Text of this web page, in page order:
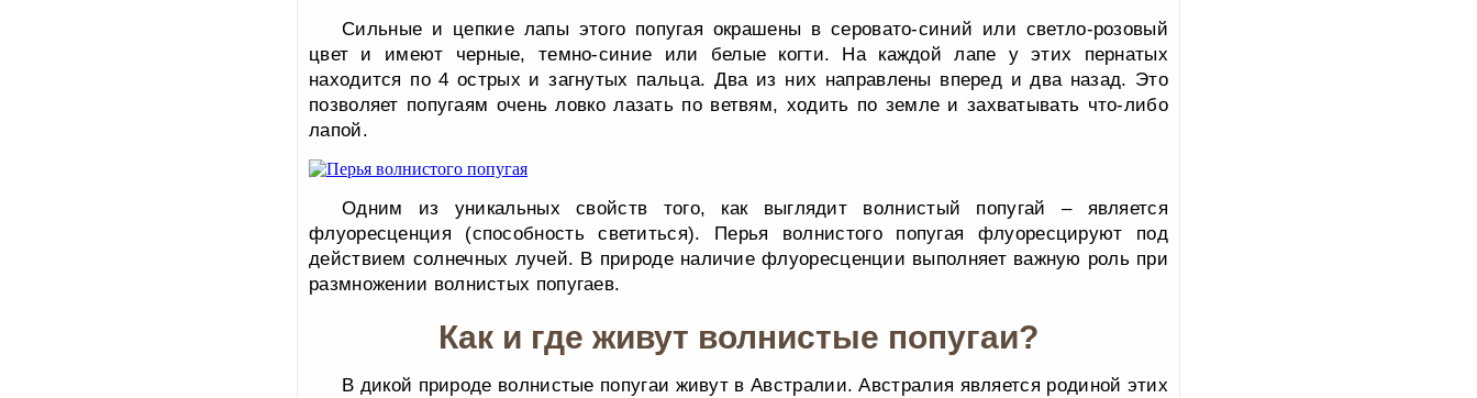
Сильные и цепкие лапы этого попугая окрашены в серовато-синий или светло-розовый
цвет и имеют черные, темно-синие или белые когти. На каждой лапе у этих пернатых
находится по 4 острых и загнутых пальца. Два из них направлены вперед и два назад. Это
позволяет попугаям очень ловко лазать по ветвям, ходить по земле и захватывать что-либо
лапой.
Одним из уникальных свойств того, как выглядит волнистый попугай – является
флуоресценция (способность светиться). Перья волнистого попугая флуоресцируют под
действием солнечных лучей. В природе наличие флуоресценции выполняет важную роль при
размножении волнистых попугаев.
Как и где живут волнистые попугаи?
В дикой природе волнистые попугаи живут в Австралии. Австралия является родиной этих